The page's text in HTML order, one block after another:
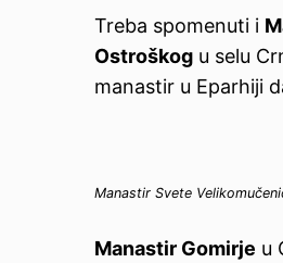
Treba spomenuti i
Ostroškog u selu
manastir u Eparhiji
Manastir Svete
Manastir Gomirje u